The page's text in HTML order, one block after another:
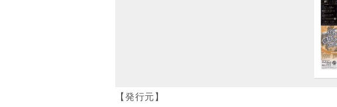
【発行元】